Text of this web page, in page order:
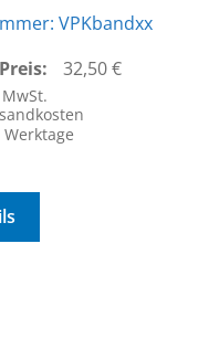
VPKbandxx
32,50€Aktueller
Werktage